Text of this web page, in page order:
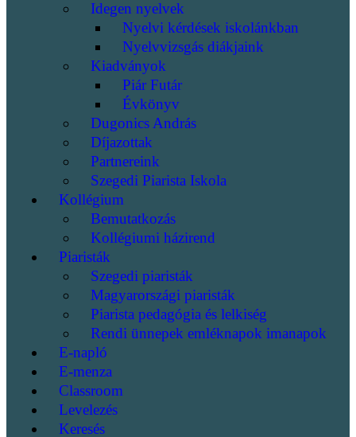
Idegen nyelvek
Nyelvi kérdések iskolánkban
Nyelvvizsgás diákjaink
Kiadványok
Piár Futár
Évkönyv
Dugonics András
Díjazottak
Partnereink
Szegedi Piarista Iskola
Kollégium
Bemutatkozás
Kollégiumi házirend
Piaristák
Szegedi piaristák
Magyarországi piaristák
Piarista pedagógia és lelkiség
Rendi ünnepek emléknapok imanapok
E-napló
E-menza
Classroom
Levelezés
Keresés